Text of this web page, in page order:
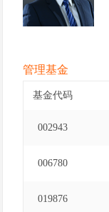
管理基金
基金代码
002943
006780
019876